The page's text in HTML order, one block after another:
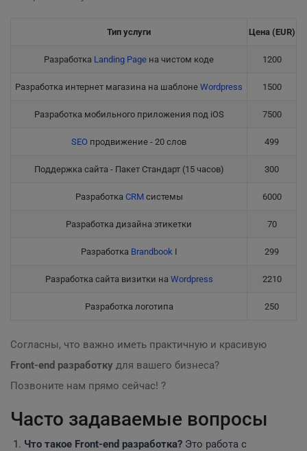
Тип услуги Цена (EUR)
Разработка Landing Page на чистом коде 1200
Разработка интернет магазина на шаблоне Wordpress 1500
Разработка мобильного приложения под iOS 7500
SEO продвижение - 20 слов 499
Поддержка сайта - Пакет Стандарт (15 часов) 300
Разработка CRMсистемы 6000
Разработка дизайна этикетки 70
Разработка BrandbookI 299
Разработка сайта визитки на Wordpress 2210
Разработка логотипа 250
Согласны, что важно иметь практичную и красивую
Front-end разработку для вашего бизнеса?
Позвоните нам прямо сейчас! ?
Часто задаваемые вопросы
Что такое Front-end разработка? Это работа с